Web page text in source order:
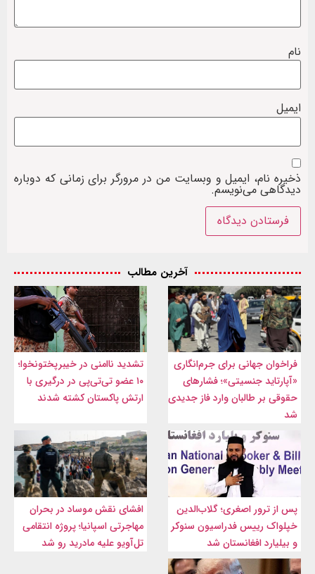
نام
ایمیل
ذخیره نام، ایمیل و وبسایت من در مرورگر برای زمانی که دوباره
دیدگاهی می‌نویسم.
آخرین مطالب
فراخوان جهانی برای جرم‌انگاری
«آپارتاید جنسیتی»؛ فشارهای
حقوقی بر طالبان وارد فاز جدیدی
شد
تشدید ناامنی در خیبرپختونخوا؛
۱۰ عضو تی‌تی‌پی در درگیری با
ارتش پاکستان کشته شدند
پس از ترور اصغری؛ گلاب‌الدین
خپلواک رییس فدراسیون سنوکر
و بیلیارد افغانستان شد
افشای نقش موساد در بحران
مهاجرتی اسپانیا؛ پروژه انتقامی
تل‌آویو علیه مادرید رو شد